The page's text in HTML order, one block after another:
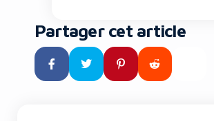
remplaçant les interfaces
addictives par un système de
matchmaking intelligent et des
rendez-vous concrets. […]
Partager cet article